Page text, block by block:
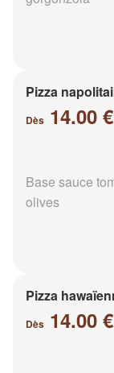
Pizza
Dès 14.00 €
Base sauce
olives
Pizza
Dès 14.00 €